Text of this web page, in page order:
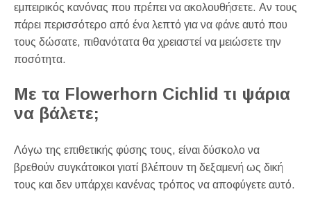
εμπειρικός κανόνας που πρέπει να ακολουθήσετε. Αν τους
πάρει περισσότερο από ένα λεπτό για να φάνε αυτό που
τους δώσατε, πιθανότατα θα χρειαστεί να μειώσετε την
ποσότητα.
Με τα Flowerhorn Cichlid τι ψάρια
να βάλετε;
Λόγω της επιθετικής φύσης τους, είναι δύσκολο να
βρεθούν συγκάτοικοι γιατί βλέπουν τη δεξαμενή ως δική
τους και δεν υπάρχει κανένας τρόπος να αποφύγετε αυτό.